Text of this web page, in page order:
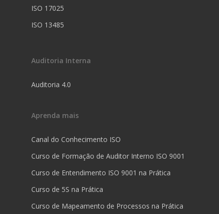
ISO 17025
ISO 13485
Auditoria Interna
Auditoria 4.0
Aprenda mais
Canal do Conhecimento ISO
Curso de Formação de Auditor Interno ISO 9001
Curso de Entendimento ISO 9001 na Prática
Curso de 5S na Prática
Curso de Mapeamento de Processos na Prática